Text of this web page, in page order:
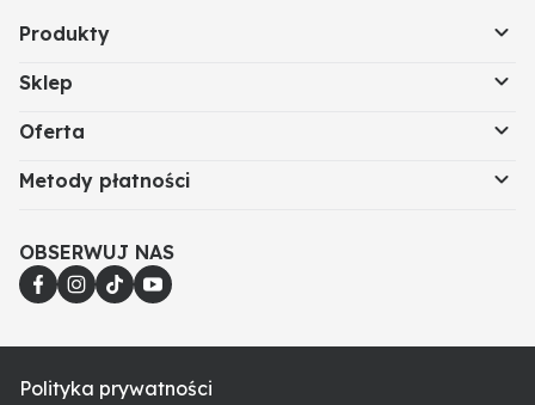
Produkty
Sklep
Oferta
Metody płatności
OBSERWUJ NAS
Polityka prywatności